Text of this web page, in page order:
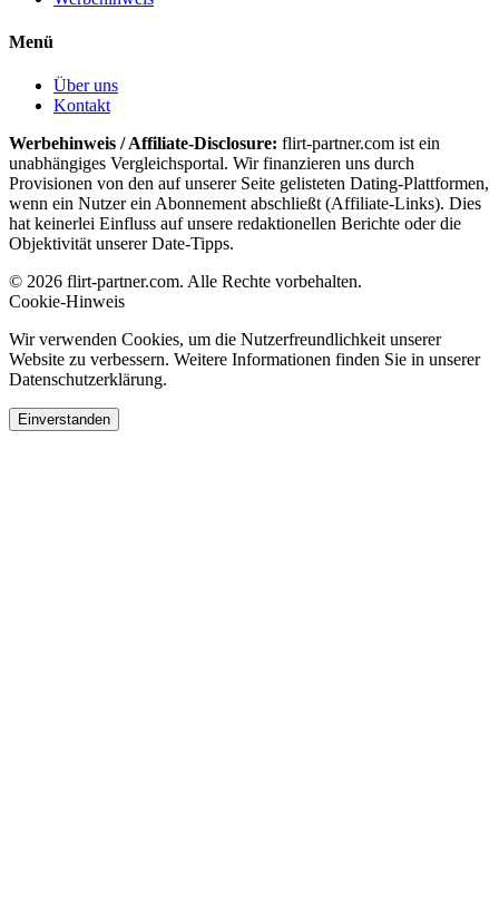
Menü
Über uns
Kontakt
Werbehinweis / Affiliate-Disclosure: flirt-partner.com ist ein
unabhängiges Vergleichsportal. Wir finanzieren uns durch
Provisionen von den auf unserer Seite gelisteten Dating-Plattformen,
wenn ein Nutzer ein Abonnement abschließt (Affiliate-Links). Dies
hat keinerlei Einfluss auf unsere redaktionellen Berichte oder die
Objektivität unserer Date-Tipps.
© 2026 flirt-partner.com. Alle Rechte vorbehalten.
Cookie-Hinweis
Wir verwenden Cookies, um die Nutzerfreundlichkeit unserer
Website zu verbessern. Weitere Informationen finden Sie in unserer
Datenschutzerklärung.
Einverstanden